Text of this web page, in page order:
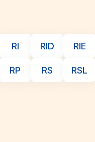
RI RID RIE
RP RS RSL